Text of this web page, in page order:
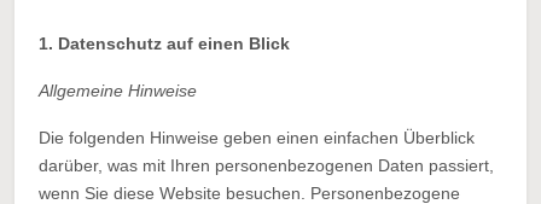
1. Datenschutz auf einen Blick
Allgemeine Hinweise
Die folgenden Hinweise geben einen einfachen Überblick
darüber, was mit Ihren personenbezogenen Daten passiert,
wenn Sie diese Website besuchen. Personenbezogene